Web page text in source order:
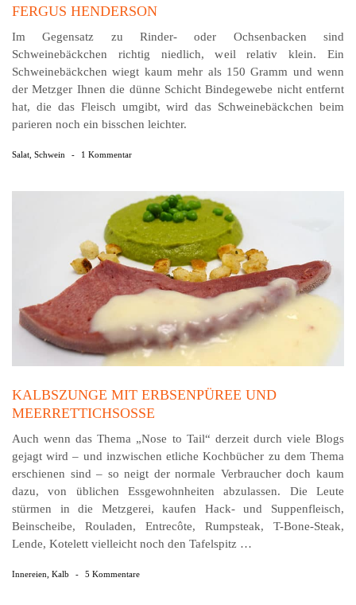
FERGUS HENDERSON
Im Gegensatz zu Rinder- oder Ochsenbacken sind
Schweinebäckchen richtig niedlich, weil relativ klein. Ein
Schweinebäckchen wiegt kaum mehr als 150 Gramm und wenn
der Metzger Ihnen die dünne Schicht Bindegewebe nicht entfernt
hat, die das Fleisch umgibt, wird das Schweinebäckchen beim
parieren noch ein bisschen leichter.
Salat Schwein - 1 Kommentar
KALBSZUNGE MIT ERBSENPÜREE UND
MEERRETTICHSOSSE
Auch wenn das Thema „Nose to Tail“ derzeit durch viele Blogs
gejagt wird – und inzwischen etliche Kochbücher zu dem Thema
erschienen sind – so neigt der normale Verbraucher doch kaum
dazu, von üblichen Ess­ge­wohn­heiten abzulassen. Die Leute
stürmen in die Metzgerei, kaufen Hack- und Suppenfleisch,
Beinscheibe, Rouladen, Entrecôte, Rumpsteak, T-Bone-Steak,
Lende, Kotelett vielleicht noch den Tafelspitz …
Innereien Kalb - 5 Kommentare